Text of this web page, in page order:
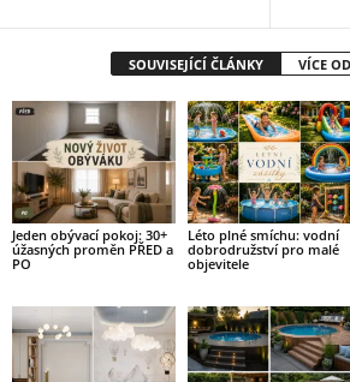
SOUVISEJÍCÍ ČLÁNKY VÍCE
Jeden obývací pokoj: 30+
úžasných proměn PŘED a
PO
Léto plné smíchu: vodní
dobrodružství pro malé
objevitele